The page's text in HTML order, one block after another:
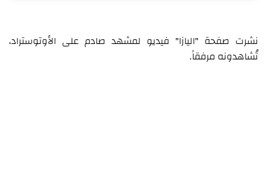
نشرت صفحة "اليازا" فيديو لمشهد صادم على الأوتوستراد،
تُشاهدونه مرفقاً.